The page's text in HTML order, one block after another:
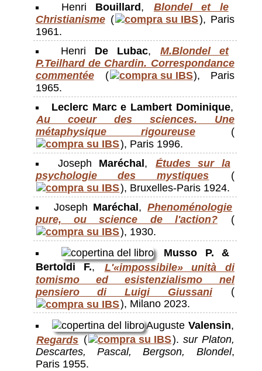
Henri Bouillard, Blondel et le
Christianisme (
), Paris
1961.
Henri De Lubac, M.Blondel et
P.Teilhard de Chardin. Correspondance
commentée (
), Paris
1965.
Leclerc Marc e Lambert Dominique,
Au coeur des sciences. Une
métaphysique rigoureuse (
), Paris 1996.
Joseph Maréchal, Études sur la
psychologie des mystiques
(
), Bruxelles-Paris 1924.
Joseph Maréchal, Phenoménologie
pure, ou science de l'action? (
), 1930.
Musso P. &
Bertoldi F.,
L'«impossibile» unità di
tomismo ed esistenzialismo nel
pensiero di Luigi Giussani (
), Milano 2023.
AugusteValensin,
Regards ( ). sur Platon,
Descartes, Pascal, Bergson, Blondel,
Paris 1955.